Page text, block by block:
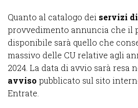
Quanto al catalogo dei servizi
provvedimento annuncia che il
disponibile sarà quello che
massivo delle CU relative agli
2024. La data di avvio sarà resa
avviso pubblicato sul sito
Entrate.